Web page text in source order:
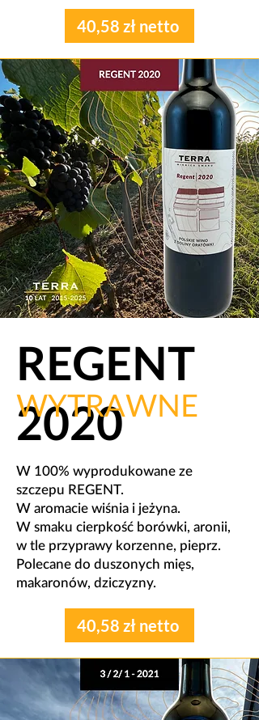
40,58 zł netto
REGENT
2020
WYTRAWNE
W 100% wyprodukowane ze
szczepu REGENT.
​W aromacie wiśnia i jeżyna.
W smaku cierpkość borówki, aronii,
w tle przyprawy korzenne, pieprz.
​Polecane do duszonych mięs,
makaronów, dziczyzny.
40,58 zł netto